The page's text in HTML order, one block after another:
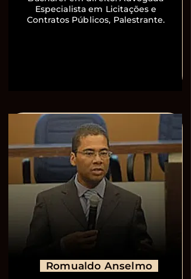
Especialista em Licitações e
Contratos Públicos, Palestrante.
Romualdo Anselmo